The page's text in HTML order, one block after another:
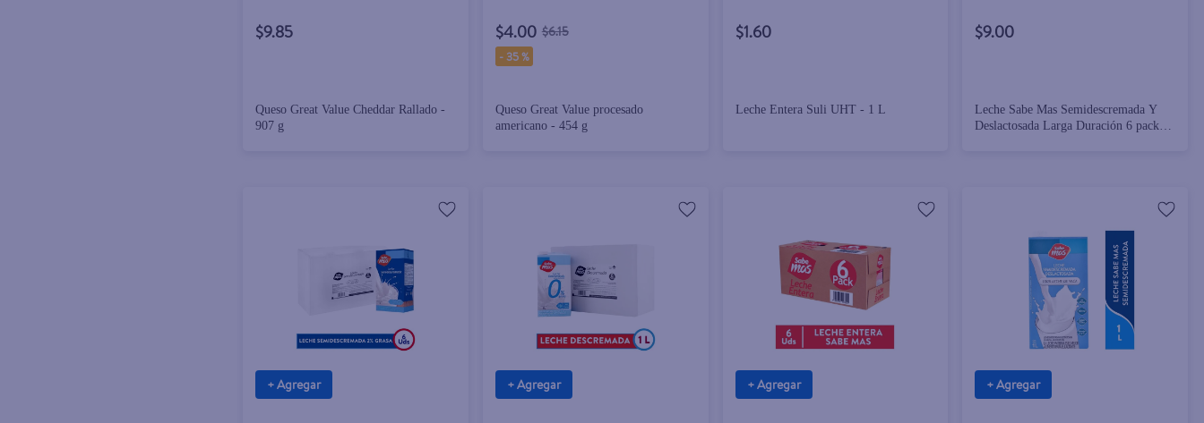
$9.85
Queso Great Value Cheddar Rallado -
907 g
$4.00 $6.15
-35 %
Queso Great Value procesado
americano - 454 g
$1.60
Leche Entera Suli UHT - 1 L
$9.00
Leche Sabe Mas Semidescremada Y
Deslactosada Larga Duración 6 pack -
+ Agregar + Agregar + Agregar + Agregar